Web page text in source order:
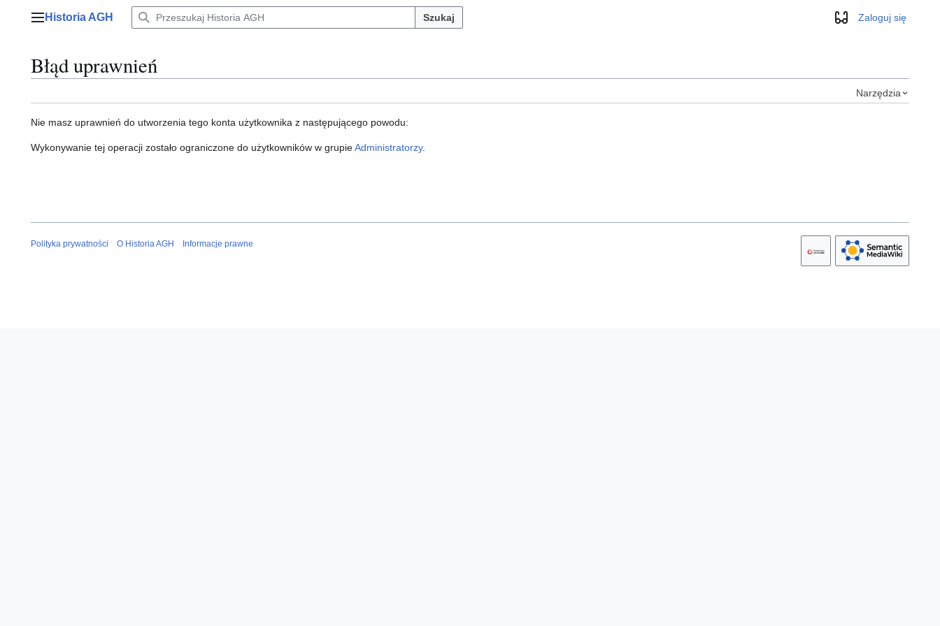
Menu główne
Historia AGH Szukaj WyglądZaloguj się
Błąd uprawnień
Narzędzia
Nie masz uprawnień do utworzenia tego konta użytkownika z następującego powodu:
Wykonywanie tej operacji zostało ograniczone do użytkowników w grupieAdministratorzy.
Polityka prywatności O Historia AGH Informacje prawne